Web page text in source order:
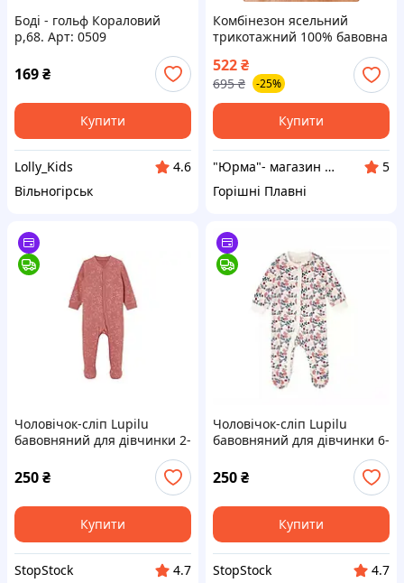
Боді - гольф Кораловий
р,68. Арт: 0509
169₴
Купити
Lolly_Kids
4.6
Вільногірськ
Комбінезон ясельний
трикотажний 100% бавовна
522₴
695 ₴ -25%
Купити
"Юрма"- магазин одягу для дітей та дорослих
5
Горішні Плавні
Чоловічок-сліп Lupilu
бавовняний для дівчинки 2-
6 міс (62-68) із закритими
ніжками на кнопках з
рожевий
250₴
Купити
StopStock
4.7
Чоловічок-сліп Lupilu
бавовняний для дівчинки 6-
9 міс із закритими ніжками
на кнопках з малюнком
рослин
250₴
Купити
StopStock
4.7